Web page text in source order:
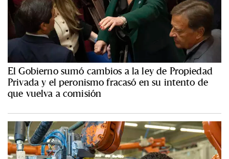
El Gobierno sumó cambios a la ley de Propiedad
Privada y el peronismo fracasó en su intento de
que vuelva a comisión